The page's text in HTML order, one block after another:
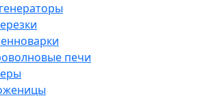
печи